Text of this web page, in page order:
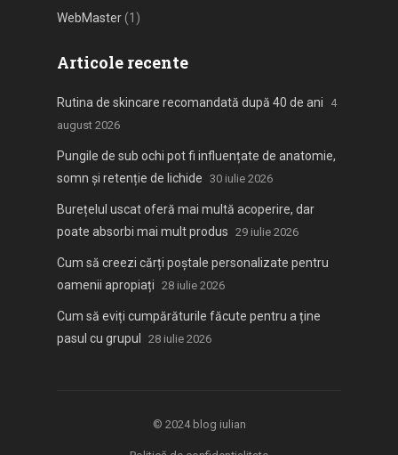
WebMaster(1)
Articole recente
Rutina de skincare recomandată după 40 de ani
4
august 2026
Pungile de sub ochi pot fi influențate de anatomie,
somn și retenție de lichide 30 iulie 2026
Burețelul uscat oferă mai multă acoperire, dar
poate absorbi mai mult produs 29 iulie 2026
Cum să creezi cărți poștale personalizate pentru
oamenii apropiați 28 iulie 2026
Cum să eviți cumpărăturile făcute pentru a ține
pasul cu grupul
28 iulie 2026
© 2024 blog iulian